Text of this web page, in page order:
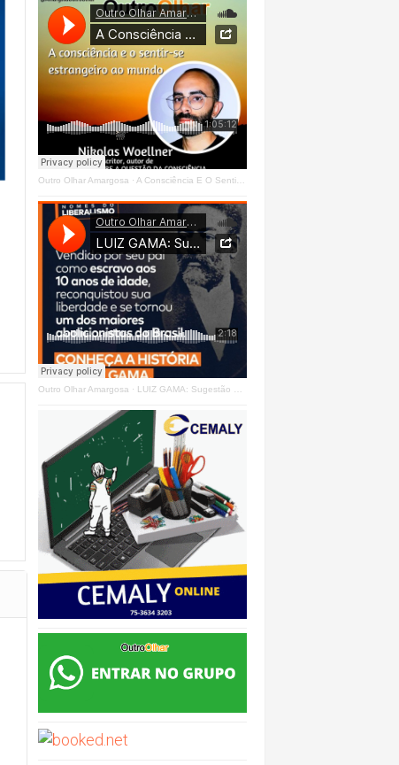
Outro Olhar Amargosa · A Consciência E O Sentir - Se Estrangeiro Ao Mundo
Outro Olhar Amargosa · LUIZ GAMA: Sugestão Outro Olhar